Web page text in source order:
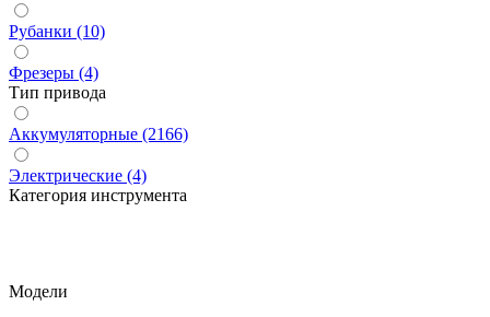
Рубанки (10)
Фрезеры (4)
Тип привода
Аккумуляторные (2166)
Электрические (4)
Категория инструмента
Модели